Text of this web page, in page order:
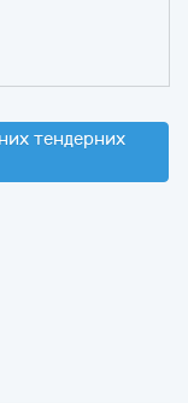
тендерних